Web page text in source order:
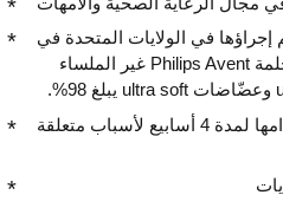
في الولايات المتحدة في
2016-2017 أن معدّل نسبة تقبّل حلمة Philips Avent غير الملساء
يجب استبدال اللهّايات بعد استخدامها لمدة 4 أسابيع لأسباب متعلقة